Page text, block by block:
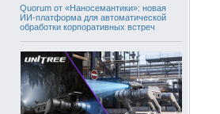
Quorum от «Наносемантики»: новая
ИИ-платформа для автоматической
обработки корпоративных встреч